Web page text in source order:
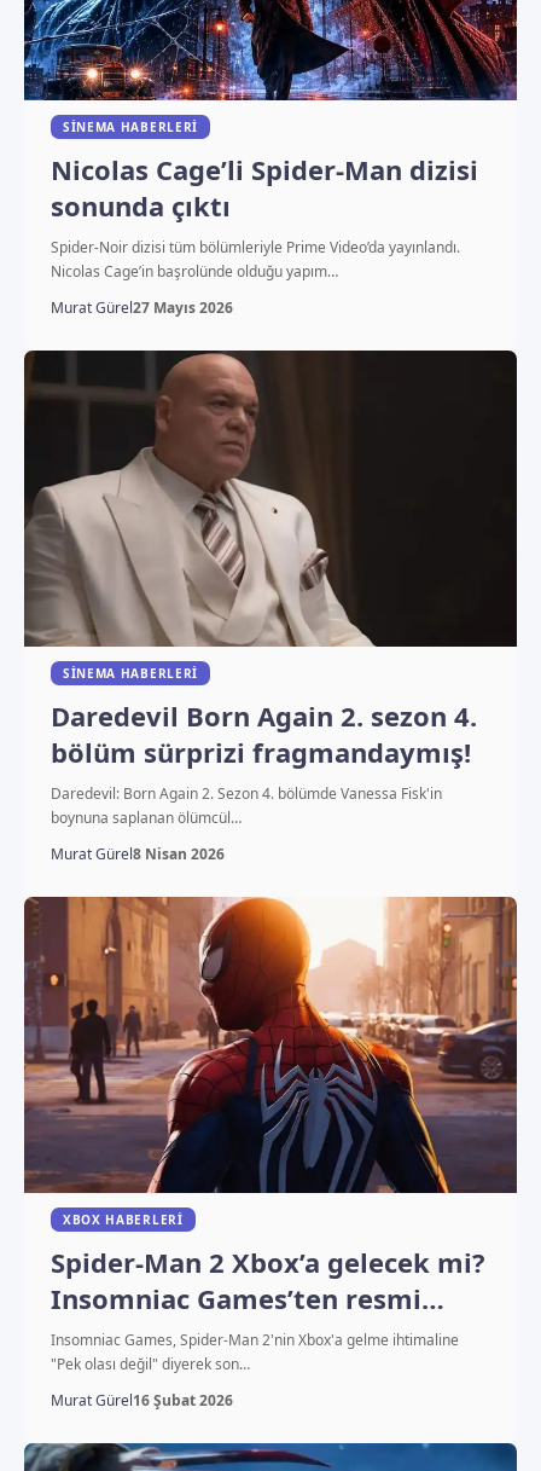
SINEMA HABERLERI
Nicolas Cage’li Spider-Man dizisi
sonunda çıktı
Spider-Noir dizisi tüm bölümleriyle Prime Video’da yayınlandı.
Nicolas Cage’in başrolünde olduğu yapım…
Murat Gürel27 Mayıs 2026
SINEMA HABERLERI
Daredevil Born Again 2. sezon 4.
bölüm sürprizi fragmandaymış!
Daredevil: Born Again 2. Sezon 4. bölümde Vanessa Fisk'in
boynuna saplanan ölümcül…
Murat Gürel8 Nisan 2026
XBOX HABERLERI
Spider-Man 2 Xbox’a gelecek mi?
Insomniac Games’ten resmi
yanıt
Insomniac Games, Spider-Man 2'nin Xbox'a gelme ihtimaline
"Pek olası değil" diyerek son…
Murat Gürel16 Şubat 2026